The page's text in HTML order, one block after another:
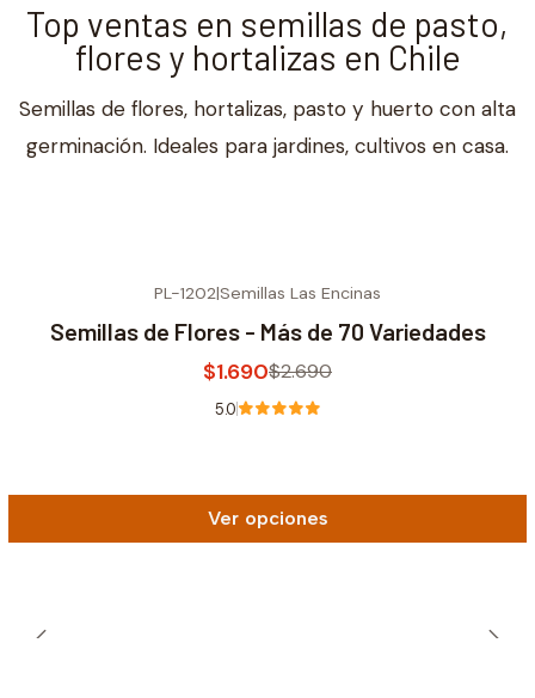
Top ventas en semillas de pasto,
flores y hortalizas en Chile
Semillas de flores, hortalizas, pasto y huerto con alta
germinación. Ideales para jardines, cultivos en casa.
PL-1202|Semillas Las Encinas
Semillas de Flores - Más de 70 Variedades
$1.690$2.690
5.0
Ver opciones